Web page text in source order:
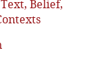
Belief,